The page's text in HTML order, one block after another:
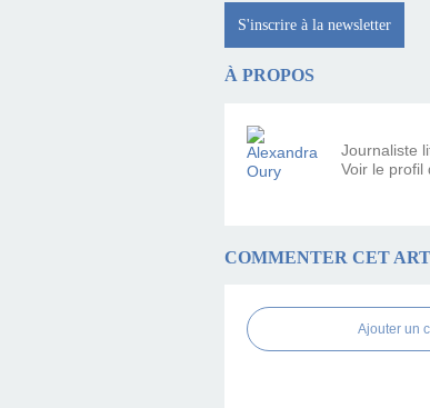
S'inscrire à la newsletter
À PROPOS
Journaliste
Voir le profil
COMMENTER CET
Ajouter un